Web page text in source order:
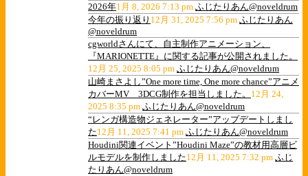
2026年1月 8, 2026 7:13 pm ふじたりあん@noveldrum
今年の振り返り 12月 31, 2025 7:56 pm ふじたりあん
@noveldrum
cgworldさんにて、自主制作アニメーション、
『MARIONETTE』に関する記事が公開されました。
12月 25, 2025 8:05 pm ふじたりあん@noveldrum
山崎まさよし”One more time, One more chance”アニメ
カバーMV 3DCG制作を担当しました。 12月 24,
2025 8:35 pm ふじたりあん@noveldrum
“レンガ構造物ジェネレーター”アップデートしまし
た12月 11, 2025 7:41 pm ふじたりあん@noveldrum
Houdini関連イベント”Houdini Maze”の教材用高層ビ
ルモデルを制作しました12月 11, 2025 7:32 pm ふじ
たりあん@noveldrum